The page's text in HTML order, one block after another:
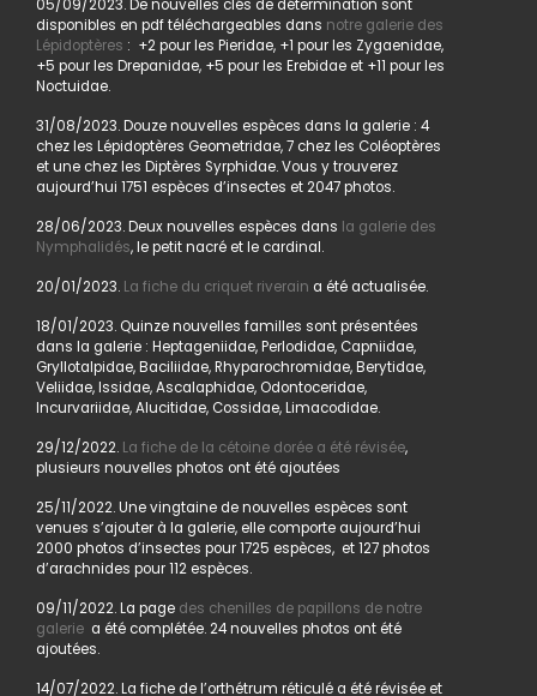
05/09/2023. De nouvelles clés de détermination sont
disponibles en pdf téléchargeables dans notre galerie des
Lépidoptères : +2 pour les Pieridae, +1 pour les Zygaenidae,
+5 pour les Drepanidae, +5 pour les Erebidae et +11 pour les
Noctuidae.
31/08/2023. Douze nouvelles espèces dans la galerie : 4
chez les Lépidoptères Geometridae, 7 chez les Coléoptères
et une chez les Diptères Syrphidae. Vous y trouverez
aujourd’hui 1751 espèces d’insectes et 2047 photos.
28/06/2023. Deux nouvelles espèces dans la galerie des
Nymphalidés, le petit nacré et le cardinal.
20/01/2023. La fiche du criquet riverain a été actualisée.
18/01/2023. Quinze nouvelles familles sont présentées
dans la galerie : Heptageniidae, Perlodidae, Capniidae,
Gryllotalpidae, Baciliidae, Rhyparochromidae, Berytidae,
Veliidae, Issidae, Ascalaphidae, Odontoceridae,
Incurvariidae, Alucitidae, Cossidae, Limacodidae.
29/12/2022. La fiche de la cétoine dorée a été révisée,
plusieurs nouvelles photos ont été ajoutées
25/11/2022. Une vingtaine de nouvelles espèces sont
venues s’ajouter à la galerie, elle comporte aujourd’hui
2000 photos d’insectes pour 1725 espèces, et 127 photos
d’arachnides pour 112 espèces.
09/11/2022. La page des chenilles de papillons de notre
galerie a été complétée. 24 nouvelles photos ont été
ajoutées.
14/07/2022. La fiche de l’orthétrum réticulé a été révisée et